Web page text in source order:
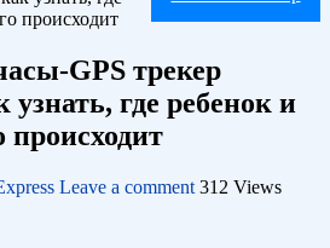
происходит
GPS трекер
где ребенок и
происходит
Leave a comment 312 Views